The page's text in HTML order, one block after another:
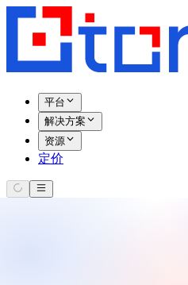
平台
解决方案
资源
定价